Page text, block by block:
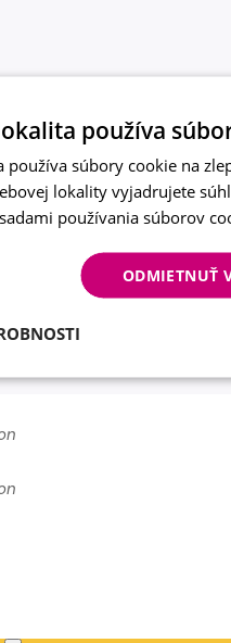
pozície, na ktorú
používa
používa súbory cookie na
lokality vyjadrujete
používania súborov
ODMIETNUŤ